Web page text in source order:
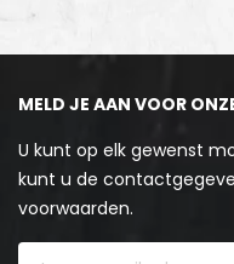
MELD JE AAN VOOR
U kunt op elk gewenst
kunt u de
voorwaarden.